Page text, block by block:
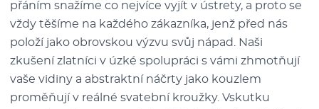
přáním snažíme co nejvíce vyjít v ústrety, a proto se
vždy těšíme na každého zákazníka, jenž před nás
položí jako obrovskou výzvu svůj nápad. Naši
zkušení zlatníci v úzké spolupráci s vámi zhmotňují
vaše vidiny a abstraktní náčrty jako kouzlem
proměňují v reálné svatební kroužky. Vskutku